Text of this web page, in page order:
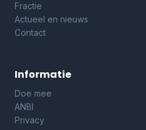
Fractie
Actueel en nieuws
Contact
Informatie
Doe mee
ANBI
Privacy